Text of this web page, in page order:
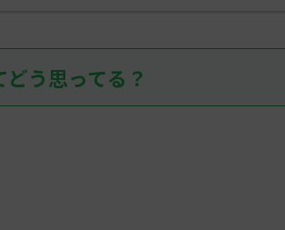
う思ってる？